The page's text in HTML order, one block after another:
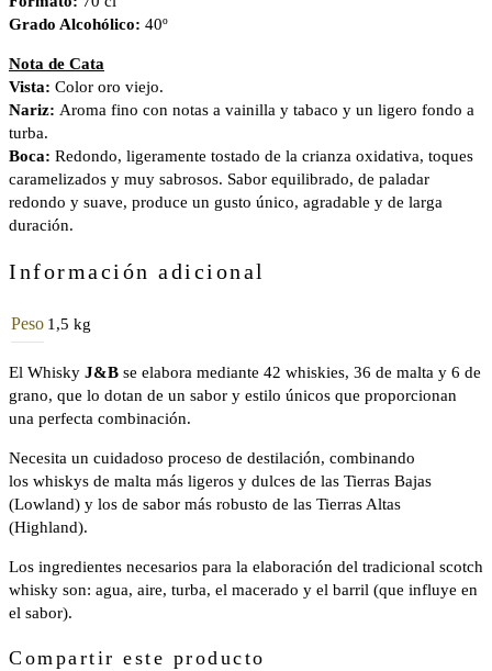
Grado Alcohólico: 40º
Nota de Cata
Vista: Color oro viejo.
Nariz: Aroma fino con notas a vainilla y tabaco y un ligero fondo a
turba.
Boca: Redondo, ligeramente tostado de la crianza oxidativa, toques
caramelizados y muy sabrosos. Sabor equilibrado, de paladar
redondo y suave, produce un gusto único, agradable y de larga
duración.
Información adicional
Peso 1,5 kg
El Whisky J&B se elabora mediante 42 whiskies, 36 de malta y 6 de
grano, que lo dotan de un sabor y estilo únicos que proporcionan
una perfecta combinación.
Necesita un cuidadoso proceso de destilación, combinando
los whiskys de malta más ligeros y dulces de las Tierras Bajas
(Lowland) y los de sabor más robusto de las Tierras Altas
(Highland).
Los ingredientes necesarios para la elaboración del tradicional scotch
whisky son: agua, aire, turba, el macerado y el barril (que influye en
el sabor).
Compartir este producto